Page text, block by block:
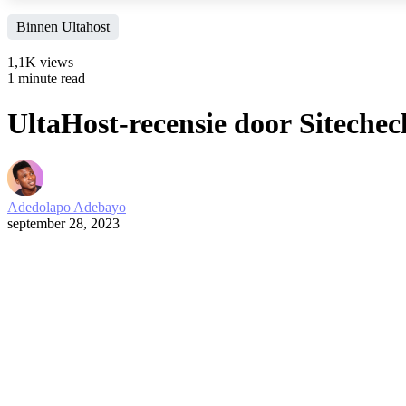
Binnen Ultahost
1,1K views
1 minute read
UltaHost-recensie door
Adedolapo Adebayo
september 28, 2023